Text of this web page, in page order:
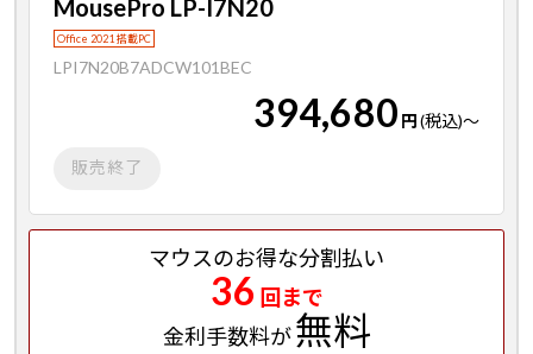
MousePro LP-I7N20
Office 2021 搭載PC
LPI7N20B7ADCW101BEC
394,680 円(税込)～
販売終了
マウスのお得な分割払い
36 回まで
金利手数料が無料